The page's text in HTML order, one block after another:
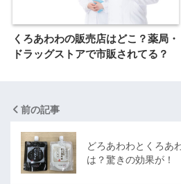
くろあわわの販売店はどこ？薬局・
ドラッグストアで市販されてる？
前の記事
どろあわわとくろあ
は？驚きの効果が！